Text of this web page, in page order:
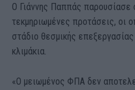
Ο Γιάννης Παππάς
τεκμηριωμένες προτάσεις, οι
στάδιο θεσμικής
κλιμάκια.
«Ο μειωμένος ΦΠΑ δεν